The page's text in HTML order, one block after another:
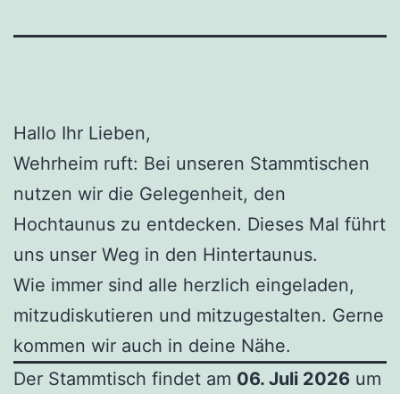
Hallo Ihr Lieben,
Wehrheim ruft: Bei unseren Stammtischen
nutzen wir die Gelegenheit, den
Hochtaunus zu entdecken. Dieses Mal führt
uns unser Weg in den Hintertaunus.
Wie immer sind alle herzlich eingeladen,
mitzudiskutieren und mitzugestalten. Gerne
kommen wir auch in deine Nähe.
Der Stammtisch findet am 06. Juli 2026 um